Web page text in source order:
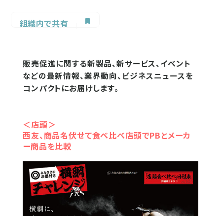
組織内で共有
販売促進に関する新製品、新サービス、イベント
などの最新情報、業界動向、ビジネスニュースを
コンパクトにお届けします。
＜店頭＞
西友、商品名伏せて食べ比べ店頭でPBとメーカ
ー商品を比較